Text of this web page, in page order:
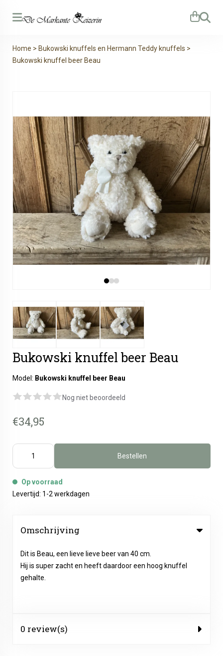
Zoeken
Home > Bukowski knuffels en Hermann Teddy knuffels >
Bukowski knuffel beer Beau
Bukowski knuffel beer Beau
Model: Bukowski knuffel beer Beau
Nog niet beoordeeld
€34,95
Bestellen
Op voorraad
Levertijd: 1-2 werkdagen
Omschrijving
Dit is Beau, een lieve lieve beer van 40 cm.
Hij is super zacht en heeft daardoor een hoog knuffel
gehalte.
0 review(s)